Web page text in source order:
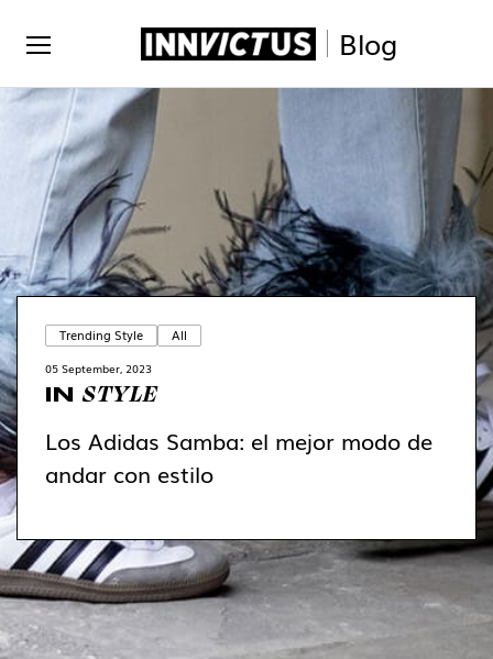
Blog
Trending Style All
05 September, 2023
INSTYLE
Los Adidas Samba: el mejor modo de
andar con estilo